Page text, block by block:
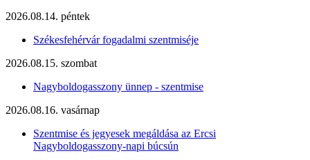
2026.08.14. péntek
Székesfehérvár fogadalmi szentmiséje
2026.08.15. szombat
Nagyboldogasszony ünnep - szentmise
2026.08.16. vasárnap
Szentmise és jegyesek megáldása az Ercsi
Nagyboldogasszony-napi búcsún